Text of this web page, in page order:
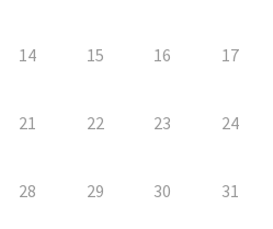
14 15 16 17
21 22 23 24
28 29 30 31